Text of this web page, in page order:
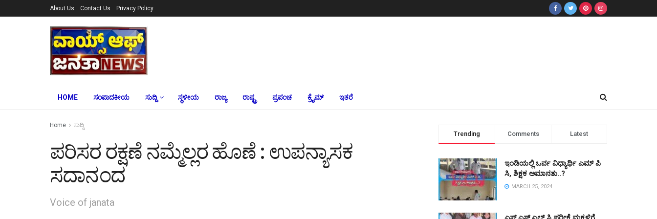
About Us Contact Us Privacy Policy
HOME ಸಂಪಾದಕೀಯ ಸುದ್ದಿ ಸ್ಥಳೀಯ ರಾಜ್ಯ ರಾಷ್ಟ್ರ ಪ್ರಪಂಚ ಕ್ರೈಮ್‌ ಇತರೆ
Home ಸುದ್ದಿ
ಪರಿಸರ ರಕ್ಷಣೆ ನಮ್ಮೆಲ್ಲರ ಹೊಣೆ : ಉಪನ್ಯಾಸಕ
ಸದಾನಂದ
Voice of janata
Trending Comments Latest
ಇಂಡಿಯಲ್ಲಿ ಒರ್ವ ವಿಧ್ಯಾರ್ಥಿ ಎಮ್ ಪಿ
ಸಿ, ಶಿಕ್ಷಕ ಅಮಾನತು..?
MARCH 25, 2024